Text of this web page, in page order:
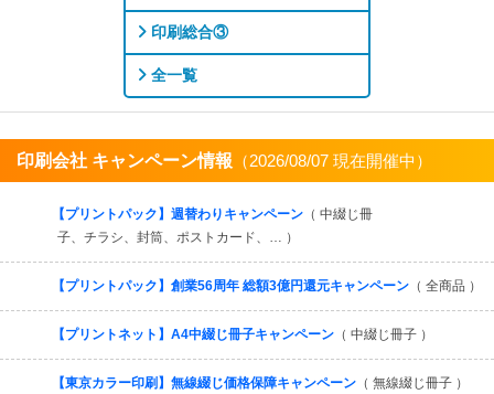
印刷総合③
全一覧
印刷会社 キャンペーン情報 （2026/08/07 現在開催中）
【プリントパック】週替わりキャンペーン （ 中綴じ冊
子、チラシ、封筒、ポストカード、… ）
【プリントパック】創業56周年 総額3億円還元キャンペーン （ 全商品 ）
【プリントネット】A4中綴じ冊子キャンペーン （ 中綴じ冊子 ）
【東京カラー印刷】無線綴じ価格保障キャンペーン （ 無線綴じ冊子 ）